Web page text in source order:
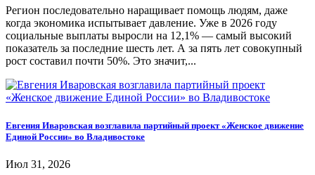
Регион последовательно наращивает помощь людям, даже
когда экономика испытывает давление. Уже в 2026 году
социальные выплаты выросли на 12,1% — самый высокий
показатель за последние шесть лет. А за пять лет совокупный
рост составил почти 50%. Это значит,...
Евгения Иваровская возглавила партийный проект «Женское движение
Единой России» во Владивостоке
Июл 31, 2026